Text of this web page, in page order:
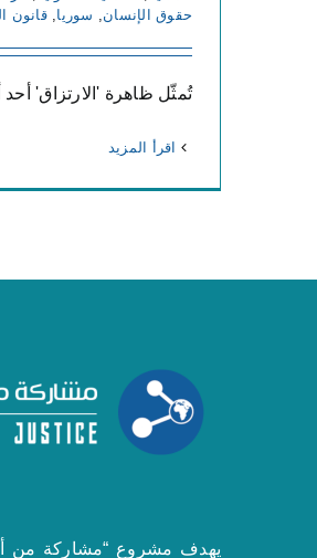
حقوق الإنسان, سوريا,قانون
تُمثّل ظاهرة 'الارتزاق' أحد
يهدف مشروع “مشاركة من